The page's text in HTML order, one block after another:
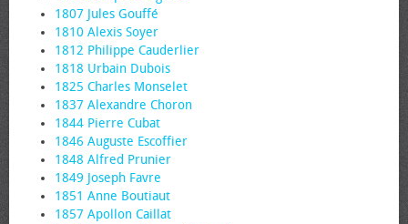
1807 Jules Gouffé
1810 Alexis Soyer
1812 Philippe Cauderlier
1818 Urbain Dubois
1825 Charles Monselet
1837 Alexandre Choron
1844 Pierre Cubat
1846 Auguste Escoffier
1848 Alfred Prunier
1849 Joseph Favre
1851 Anne Boutiaut
1857 Apollon Caillat